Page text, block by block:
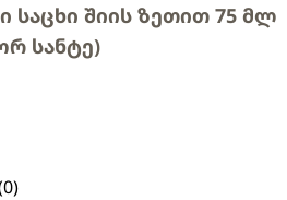
საცხი შიის ზეთით 75 მლ
სანტე)
0)